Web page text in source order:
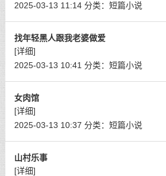
2025-03-13 11:14 分类： 短篇小说
找年轻黑人跟我老婆做爱
[详细]
2025-03-13 10:41 分类： 短篇小说
女肉馆
[详细]
2025-03-13 10:37 分类： 短篇小说
山村乐事
[详细]